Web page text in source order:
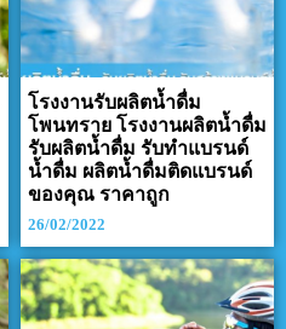
โรงงานรับผลิตน้ำดื่ม
โพนทราย โรงงานผลิตน้ำดื่ม
รับผลิตน้ำดื่ม รับทำแบรนด์
น้ำดื่ม ผลิตน้ำดื่มติดแบรนด์
ของคุณ ราคาถูก
26/02/2022